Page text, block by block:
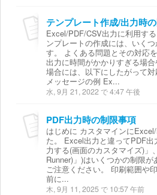
テンプレート作成/出力時
Excel/PDF/CSV出力に利用す
ンプレートの作成には、いく
す。 よくある問題とその対応
出力に時間がかかりすぎる場
場合には、以下にしたがって
メッセージの例 Ex...
水, 9月 21, 2022 で 4:47 午後
PDF出力時の制限事項
はじめに カスタマインに
た。 Excel出力と違ってPDF出
力する(画面のカスタマイズ)」
Runner)」)はいくつかの制限
ご注意ください。 印刷範囲や
前に...
木, 9月 11, 2025 で 10:57 午前